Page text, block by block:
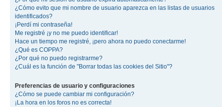
¿Cómo evito que mi nombre de usuario aparezca en las listas de usuarios
identificados?
¡Perdí mi contraseña!
Me registré ¡y no me puedo identificar!
Hace un tiempo me registré, ¡pero ahora no puedo conectarme!
¿Qué es COPPA?
¿Por qué no puedo registrarme?
¿Cuál es la función de "Borrar todas las cookies del Sitio"?
Preferencias de usuario y configuraciones
¿Cómo se puede cambiar mi configuración?
¡La hora en los foros no es correcta!